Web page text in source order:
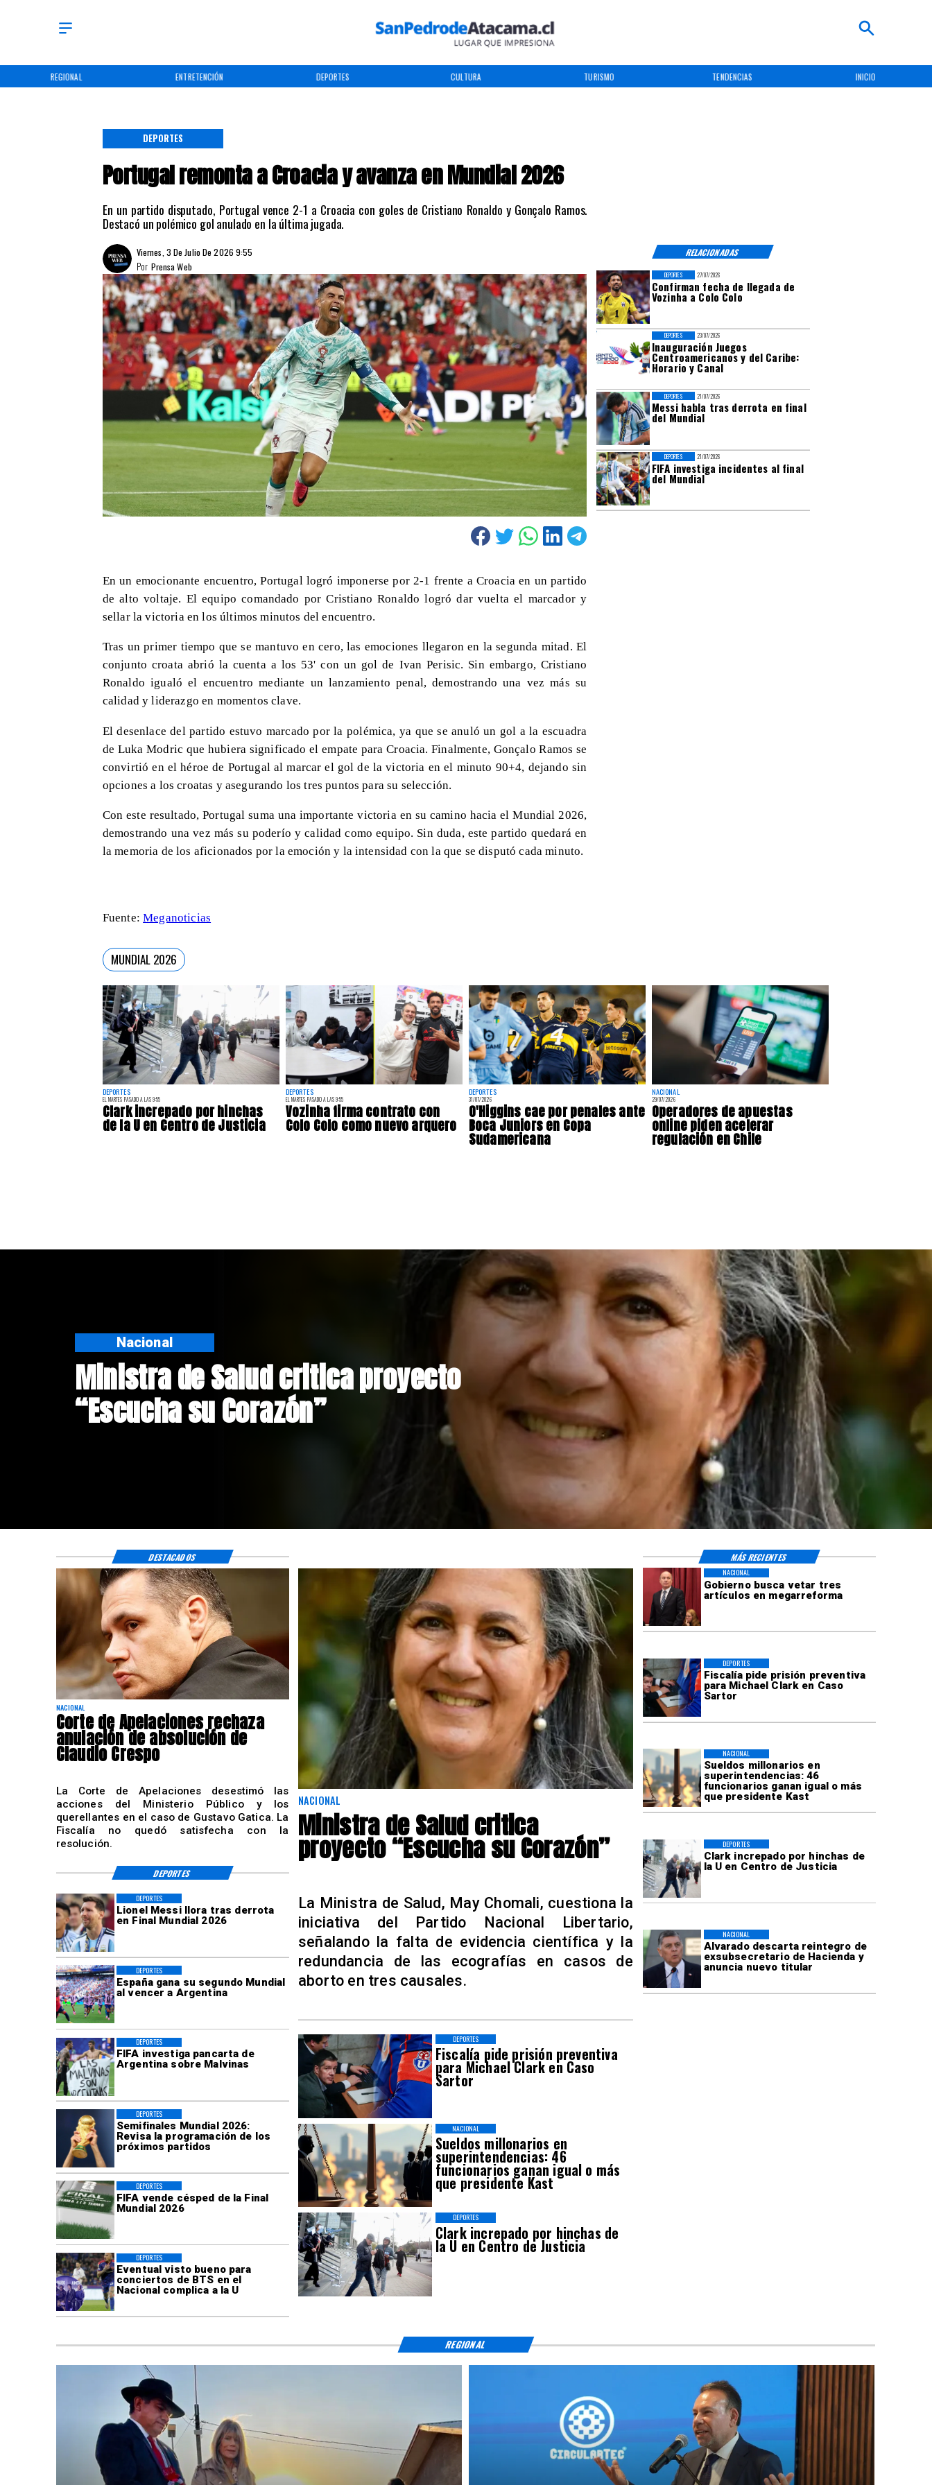
REGIONAL ENTRETENCIÓN DEPORTES CULTURA TURISMO TENDENCIAS INICIO
Portugal remonta a Croacia y avanza en Mundial 2026
En un partido disputado, Portugal vence 2-1 a Croacia con goles de Cristiano Ronaldo y Gonçalo Ramos.
Destacó un polémico gol anulado en la última jugada.
DEPORTES
RELACIONADAS
Viernes, 3 De Julio De 2026 9:55
Prensa Web
Por
DEPORTES
EL MARTES PASADO A LAS 9:55
Clark increpado por hinchas
de la U en Centro de Justicia
DEPORTES
EL MARTES PASADO A LAS 9:55
Vozinha firma contrato con
Colo Colo como nuevo arquero
DEPORTES
31/07/2026
O'Higgins cae por penales ante
Boca Juniors en Copa
Sudamericana
NACIONAL
29/07/2026
Operadores de apuestas
online piden acelerar
regulación en Chile
27/07/2026
Confirman fecha de llegada de
Vozinha a Colo Colo
DEPORTES
23/07/2026
Inauguración Juegos
Centroamericanos y del Caribe:
Horario y Canal
DEPORTES
21/07/2026
Messi habla tras derrota en final
del Mundial
DEPORTES
21/07/2026
FIFA investiga incidentes al final
del Mundial
DEPORTES
En un emocionante encuentro, Portugal logró imponerse por 2-1 frente a Croacia en un partido
de alto voltaje. El equipo comandado por Cristiano Ronaldo logró dar vuelta el marcador y
sellar la victoria en los últimos minutos del encuentro.
Tras un primer tiempo que se mantuvo en cero, las emociones llegaron en la segunda mitad. El
conjunto croata abrió la cuenta a los 53' con un gol de Ivan Perisic. Sin embargo, Cristiano
Ronaldo igualó el encuentro mediante un lanzamiento penal, demostrando una vez más su
calidad y liderazgo en momentos clave.
El desenlace del partido estuvo marcado por la polémica, ya que se anuló un gol a la escuadra
de Luka Modric que hubiera significado el empate para Croacia. Finalmente, Gonçalo Ramos se
convirtió en el héroe de Portugal al marcar el gol de la victoria en el minuto 90+4, dejando sin
opciones a los croatas y asegurando los tres puntos para su selección.
Con este resultado, Portugal suma una importante victoria en su camino hacia el Mundial 2026,
demostrando una vez más su poderío y calidad como equipo. Sin duda, este partido quedará en
la memoria de los aficionados por la emoción y la intensidad con la que se disputó cada minuto.
Fuente:Meganoticias
MUNDIAL 2026
Corte de Apelaciones rechaza
anulación de absolución de Claudio
Nacional
Gobierno busca vetar tres
artículos en megarreforma
NACIONAL
Fiscalía pide prisión preventiva
para Michael Clark en Caso
Sartor
DEPORTES
Sueldos millonarios en
superintendencias: 46
funcionarios ganan igual o más
que presidente Kast
NACIONAL
Clark increpado por hinchas de
la U en Centro de Justicia
DEPORTES
Alvarado descarta reintegro de
exsubsecretario de Hacienda y
anuncia nuevo titular
NACIONAL
Lionel Messi llora tras derrota
en Final Mundial 2026
DEPORTES
España gana su segundo Mundial
al vencer a Argentina
DEPORTES
FIFA investiga pancarta de
Argentina sobre Malvinas
DEPORTES
Semifinales Mundial 2026:
Revisa la programación de los
próximos partidos
DEPORTES
FIFA vende césped de la Final
Mundial 2026
DEPORTES
Eventual visto bueno para
conciertos de BTS en el
Nacional complica a la U
DEPORTES
Fiscalía pide prisión preventiva
para Michael Clark en Caso
Sartor
DEPORTES
Sueldos millonarios en
superintendencias: 46
funcionarios ganan igual o más
que presidente Kast
NACIONAL
Clark increpado por hinchas de
la U en Centro de Justicia
DEPORTES
NACIONAL
Corte de Apelaciones rechaza
anulación de absolución de
Claudio Crespo
La Corte de Apelaciones desestimó las
acciones del Ministerio Público y los
querellantes en el caso de Gustavo Gatica. La
Fiscalía no quedó satisfecha con la
resolución.
NACIONAL
Ministra de Salud critica
proyecto “Escucha su Corazón”
La Ministra de Salud, May Chomali, cuestiona la
iniciativa del Partido Nacional Libertario,
señalando la falta de evidencia científica y la
redundancia de las ecografías en casos de
aborto en tres causales.
DESTACADOS MÁS RECIENTES
DEPORTES
REGIONAL